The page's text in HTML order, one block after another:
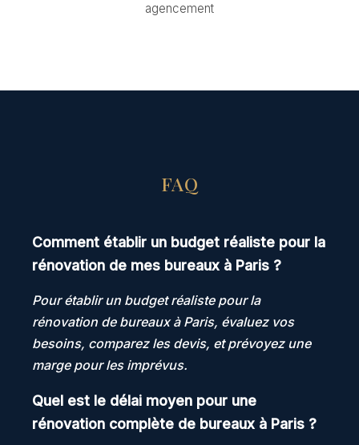
FAQ
Comment établir un budget réaliste pour la
rénovation de mes bureaux à Paris ?
Pour établir un budget réaliste pour la
rénovation de bureaux à Paris, évaluez vos
besoins, comparez les devis, et prévoyez une
marge pour les imprévus.
Quel est le délai moyen pour une
rénovation complète de bureaux à Paris ?